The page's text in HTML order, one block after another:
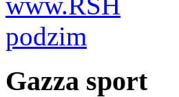
Gazza sport